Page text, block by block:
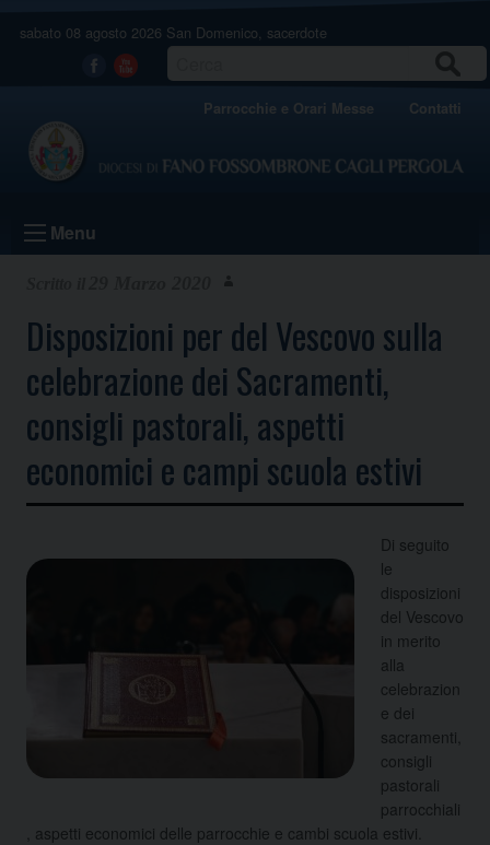
sabato 08 agosto 2026 San Domenico, sacerdote
Facebook
Youtube
Parrocchie e Orari Messe Contatti
Menu
Disposizioni per del Vescovo sulla
celebrazione dei Sacramenti,
consigli pastorali, aspetti
economici e campi scuola estivi
Di seguito
le
disposizioni
del Vescovo
in merito
alla
celebrazion
e dei
sacramenti,
consigli
pastorali
parrocchiali
, aspetti economici delle parrocchie e cambi scuola estivi.